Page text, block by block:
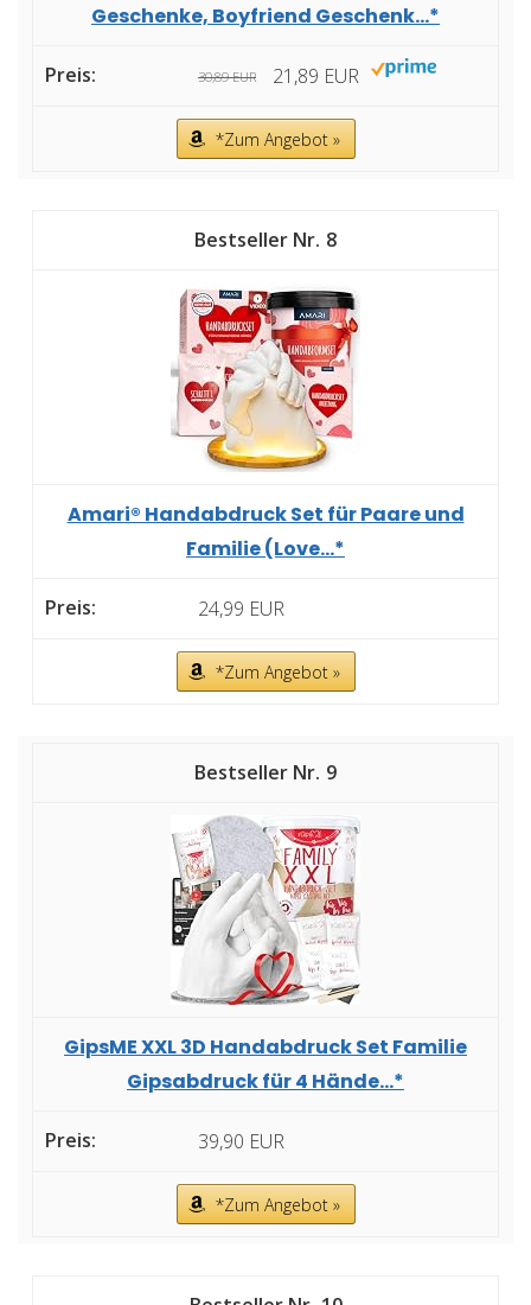
Geschenke, Boyfriend Geschenk...*
30,89 EUR 21,89 EUR
*Zum Angebot »
8
Amari® Handabdruck Set für Paare und
Familie (Love...*
24,99 EUR
*Zum Angebot »
9
GipsME XXL 3D Handabdruck Set Familie
Gipsabdruck für 4 Hände...*
39,90 EUR
*Zum Angebot »